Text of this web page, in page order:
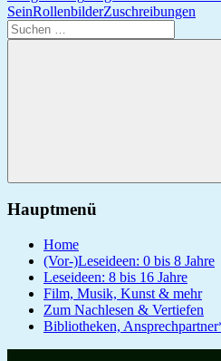
SeinRollenbilderZuschreibungen
Suchen
nach:
Suchen
Hauptmenü
Home
(Vor-)Leseideen: 0 bis 8 Jahre
Leseideen: 8 bis 16 Jahre
Film, Musik, Kunst & mehr
Zum Nachlesen & Vertiefen
Bibliotheken,